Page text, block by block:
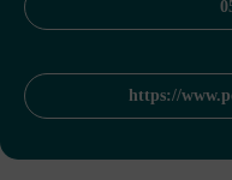
https://